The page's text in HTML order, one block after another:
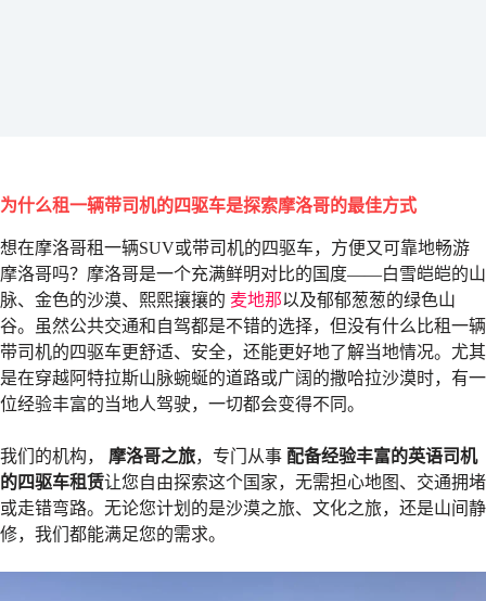
为什么租一辆带司机的四驱车是探索摩洛哥的最佳方式
想在摩洛哥租一辆SUV或带司机的四驱车，方便又可靠地畅游
摩洛哥吗？摩洛哥是一个充满鲜明对比的国度——白雪皑皑的山
脉、金色的沙漠、熙熙攘攘的 麦地那以及郁郁葱葱的绿色山
谷。虽然公共交通和自驾都是不错的选择，但没有什么比租一辆
带司机的四驱车更舒适、安全，还能更好地了解当地情况。尤其
是在穿越阿特拉斯山脉蜿蜒的道路或广阔的撒哈拉沙漠时，有一
位经验丰富的当地人驾驶，一切都会变得不同。
我们的机构， 摩洛哥之旅，专门从事 配备经验丰富的英语司机
的四驱车租赁让您自由探索这个国家，无需担心地图、交通拥堵
或走错弯路。无论您计划的是沙漠之旅、文化之旅，还是山间静
修，我们都能满足您的需求。